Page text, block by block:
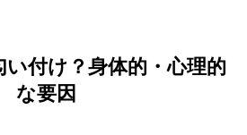
付け？身体的・心理的
な要因